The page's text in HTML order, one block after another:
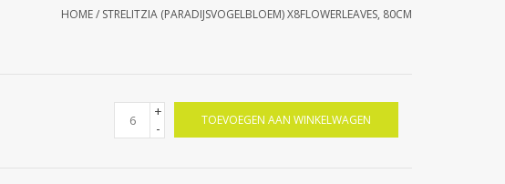
HOME/ STRELITZIA (PARADIJSVOGELBLOEM) X8FLOWERLEAVES, 80CM
+
-
TOEVOEGEN AAN WINKELWAGEN